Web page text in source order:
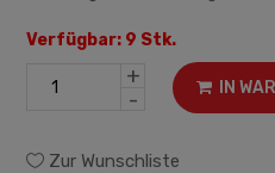
Verfügbar: 9 Stk.
+
-
IN
Zur Wunschliste